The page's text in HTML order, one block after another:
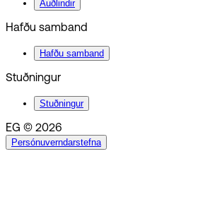
Auðlindir
Hafðu samband
Hafðu samband
Stuðningur
Stuðningur
EG © 2026
Persónuverndarstefna